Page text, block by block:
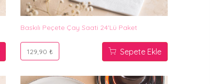
Baskılı Peçete Çay Saati 24'lü Paket
129,90 ₺ Sepete Ekle